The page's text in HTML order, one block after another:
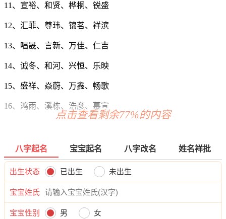
11、宣裕、和贤、桦桐、锐盛
12、汇菲、尊玮、锦茗、祥滨
13、唱晟、言新、万佳、仁吉
14、诚冬、和河、兴恒、乐映
15、盛祥、焱蔚、万鑫、畅歌
16、鸿雨、溪栋、浩彦、慕宣
18、冀明、驹泰、嵩斌、邦威
19、润彦、锦嵩、浩任、恺博
20、景振、红威、煦洋、司霄
21、凡齐、栋百、栩荣、奇宁
点击查看剩余77%的内容
八字起名 宝宝起名 八字改名 姓名祥批
出生状态 已出生 未出生
宝宝姓氏
宝宝性别 男 女